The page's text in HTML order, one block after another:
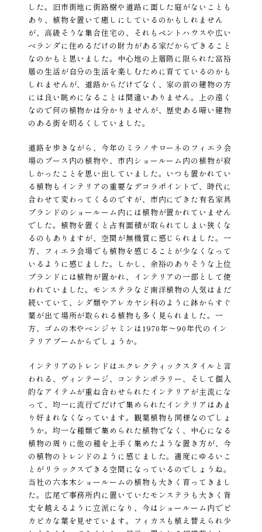
した。旧市街地に街路樹や道路に面した庭がないことも
あり、植物を置いて癒しにしているのかもしれません
が、高級そうな集合住宅の、それもペントハウスや広い
ベランダに住めるだけの財力がある家だからできること
なのかもと思いました。中心地の上層階に限られた富裕
層の生活が自分の生活を楽しむために育てているのかも
しれませんが、道路からだけでなく、家の前の建物の方
には良い眺めになることは間違いありません。上の遠く
なので何の植物かは分かりませんが、歴史ある暗い建物
のある街を明るくしていました。
道路を歩きながら、今年のミラノサローネのフィエラ会
場のブース内の植物や、市内ショールーム内の植物が寂
しかったことを思い出していました。いつも置かれてい
る植物もインテリアの重要なデコラポイントで、時代に
合わせて変わってくるのですが、市内にできた有名家具
ブランドのショールーム内には植物が置かれていません
でした。植物を置くと占有面積が取られてしまい狭くな
るのもありますが、空間が無機質に感じられました。一
方、フィエラ会場でも植物を感じることが少なくなって
いるように感じました。しかし、余裕のありそうな上位
ブランドには植物が置かれ、インテリアの一部として使
われていました。モンステラなど南洋植物の人気はまだ
続いていて、シダ類やアレカヤシ科のように鉢からすぐ
葉が出て場所が取られる植物も多く見られました。一
方、ゴムの木やベンジャミンは1970年〜90年代のイン
テリアブームからでしょうか。
インテリアのトレンドはエクレクティックスタイルと言
われる、ヴィンテージ、コンテンポラリー、そして個人
的なアイテムが重ね合わせられたインテリアが主流にな
って、均一に流行でだけで集められたインテリアはあま
り好まれなくなっています。観葉植物も同様なのでしょ
うか。均一な種類で集められた植物でなく、中心になる
植物の周りに他の種を上手く集めたような置き方が、今
の植物のトレンドのように感じました。適度にゆるいこ
とがリラックスできる空間になっているのでしょうね。
当社の六本木ショールームの植物も大きく育ってきまし
た。広尾で事務所内に置いていたモンステラも大きく背
丈を越えるように立派になり、今はショールーム内でピ
カピカな葉を見せています。フィカスも植え替えられ少